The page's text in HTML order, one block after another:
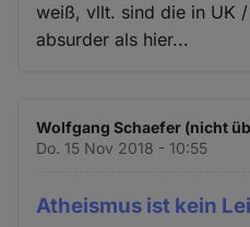
weiß, vllt. sind die in UK
absurder als hier...
Wolfgang Schaefer (nicht
Do. 15 Nov 2018 - 10:55
Atheismus ist kein